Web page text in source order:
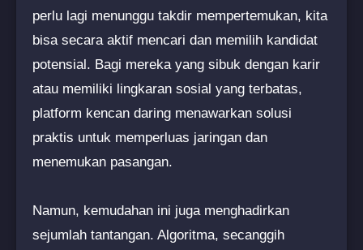
perlu lagi menunggu takdir mempertemukan, kita
bisa secara aktif mencari dan memilih kandidat
potensial. Bagi mereka yang sibuk dengan karir
atau memiliki lingkaran sosial yang terbatas,
platform kencan daring menawarkan solusi
praktis untuk memperluas jaringan dan
menemukan pasangan.
Namun, kemudahan ini juga menghadirkan
sejumlah tantangan. Algoritma, secanggih